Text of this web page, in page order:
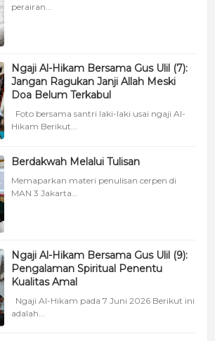
perairan...
Ngaji Al-Hikam Bersama Gus Ulil (7):
Jangan Ragukan Janji Allah Meski
Doa Belum Terkabul
Foto bersama santri laki-laki usai ngaji Al-
Hikam Berikut...
Berdakwah Melalui Tulisan
Memaparkan materi penulisan cerpen di
MAN 3 Jakarta...
Ngaji Al-Hikam Bersama Gus Ulil (9):
Pengalaman Spiritual Penentu
Kualitas Amal
Ngaji Al-Hikam pada 7 Juni 2026 Berikut ini
adalah...